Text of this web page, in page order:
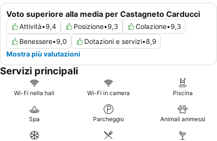
Voto superiore alla media per Castagneto Carducci
Attività•9,4 Posizione•9,3 Colazione•9,3
Benessere•9,0 Dotazioni e servizi•8,9
Mostra più valutazioni
Servizi principali
Wi-Fi nella hall Wi-Fi in camera Piscina
Spa Parcheggio Animali ammessi